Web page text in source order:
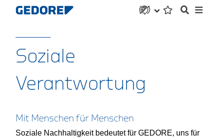
Soziale
Verantwortung
Mit Menschen für Menschen
Soziale Nachhaltigkeit bedeutet für GEDORE, uns für